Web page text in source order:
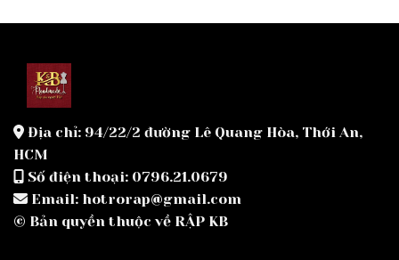
Địa chỉ: 94/22/2 đường Lê Quang Hòa, Thới An,
HCM
Số điện thoại: 0796.21.0679
Email: hotrorap@gmail.com
© Bản quyền thuộc về RẬP KB